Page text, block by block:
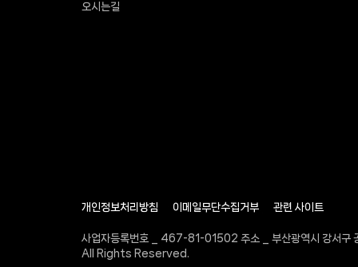
오시는길
개인정보처리방침 이메일무단수집거부 관련 사이트
사업자등록번호 _ 467-81-01502 주소 _ 부산광역시 강서
All Rights Reserved.